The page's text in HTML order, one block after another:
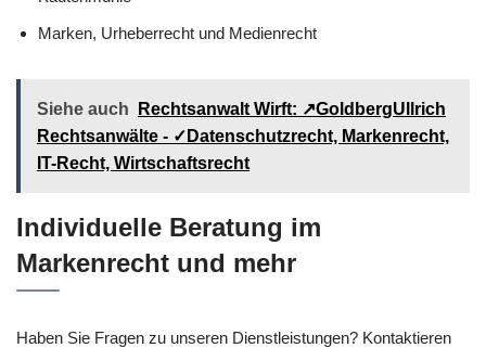
Marken, Urheberrecht und Medienrecht
Siehe auch
Rechtsanwalt Wirft: ↗️GoldbergUllrich
Rechtsanwälte - ✓Datenschutzrecht, Markenrecht,
IT-Recht, Wirtschaftsrecht
Individuelle Beratung im
Markenrecht und mehr
Haben Sie Fragen zu unseren Dienstleistungen? Kontaktieren